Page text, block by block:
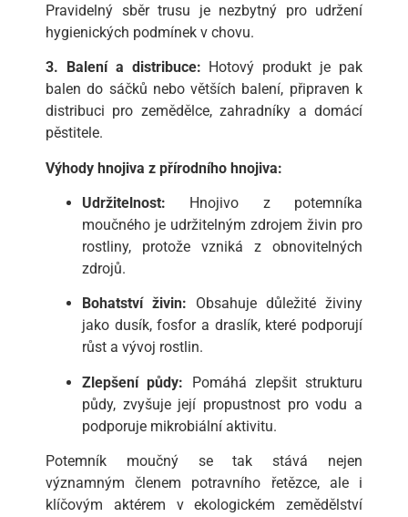
Pravidelný sběr trusu je nezbytný pro udržení
hygienických podmínek v chovu.
3. Balení a distribuce: Hotový produkt je pak
balen do sáčků nebo větších balení, připraven k
distribuci pro zemědělce, zahradníky a domácí
pěstitele.
Výhody hnojiva z přírodního hnojiva:
Udržitelnost: Hnojivo z potemníka
moučného je udržitelným zdrojem živin pro
rostliny, protože vzniká z obnovitelných
zdrojů.
Bohatství živin: Obsahuje důležité živiny
jako dusík, fosfor a draslík, které podporují
růst a vývoj rostlin.
Zlepšení půdy: Pomáhá zlepšit strukturu
půdy, zvyšuje její propustnost pro vodu a
podporuje mikrobiální aktivitu.
Potemník moučný se tak stává nejen
významným členem potravního řetězce, ale i
klíčovým aktérem v ekologickém zemědělství